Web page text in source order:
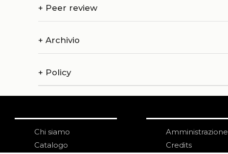
+ Peer review
+ Archivio
+ Policy
Chi siamo
Catalogo
Amministrazione
Credits